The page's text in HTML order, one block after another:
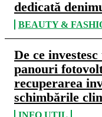
dedicată
BEAUTY &
De ce
panouri
recuperarea
schimbările